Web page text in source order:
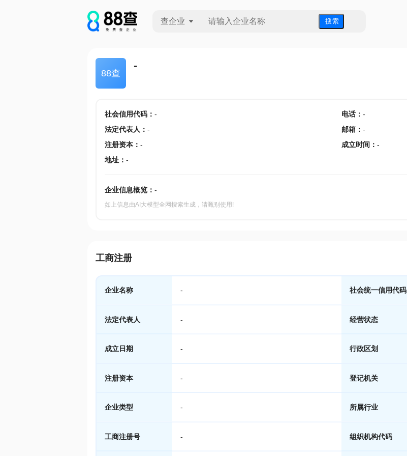
查企业 搜 索
88查
-
社会信用代码： - 电话： -
法定代表人 ： - 邮箱 ： -
注册资本： - 成立时间 ： -
地址： -
企业信息概览： -
如上信息由AI大模型全网搜索生成，请甄别使用!
工商注册
企业名称 - 社会统一信用代码
法定代表人 - 经营状态
成立日期 - 行政区划
注册资本 - 登记机关
企业类型 - 所属行业
工商注册号 - 组织机构代码